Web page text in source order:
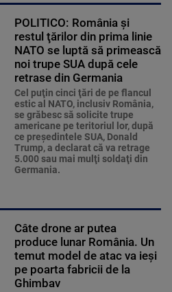
POLITICO: România și
restul ţărilor din prima linie
NATO se luptă să primească
noi trupe SUA după cele
retrase din Germania
Cel puţin cinci ţări de pe flancul
estic al NATO, inclusiv România,
se grăbesc să solicite trupe
americane pe teritoriul lor, după
ce preşedintele SUA, Donald
Trump, a declarat că va retrage
5.000 sau mai mulţi soldaţi din
Germania.
Câte drone ar putea
produce lunar România. Un
temut model de atac va ieși
pe poarta fabricii de la
Ghimbav